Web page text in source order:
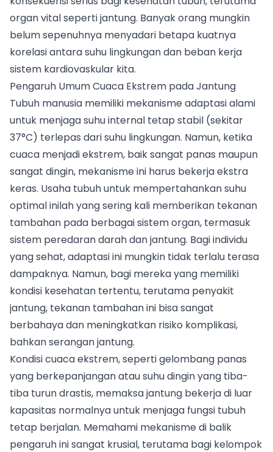
organ vital seperti jantung. Banyak orang mungkin
belum sepenuhnya menyadari betapa kuatnya
korelasi antara suhu lingkungan dan beban kerja
sistem kardiovaskular kita.
Pengaruh Umum Cuaca Ekstrem pada Jantung
Tubuh manusia memiliki mekanisme adaptasi alami
untuk menjaga suhu internal tetap stabil (sekitar
37°C) terlepas dari suhu lingkungan. Namun, ketika
cuaca menjadi ekstrem, baik sangat panas maupun
sangat dingin, mekanisme ini harus bekerja ekstra
keras. Usaha tubuh untuk mempertahankan suhu
optimal inilah yang sering kali memberikan tekanan
tambahan pada berbagai sistem organ, termasuk
sistem peredaran darah dan jantung. Bagi individu
yang sehat, adaptasi ini mungkin tidak terlalu terasa
dampaknya. Namun, bagi mereka yang memiliki
kondisi kesehatan tertentu, terutama penyakit
jantung, tekanan tambahan ini bisa sangat
berbahaya dan meningkatkan risiko komplikasi,
bahkan serangan jantung.
Kondisi cuaca ekstrem, seperti gelombang panas
yang berkepanjangan atau suhu dingin yang tiba-
tiba turun drastis, memaksa jantung bekerja di luar
kapasitas normalnya untuk menjaga fungsi tubuh
tetap berjalan. Memahami mekanisme di balik
pengaruh ini sangat krusial, terutama bagi kelompok